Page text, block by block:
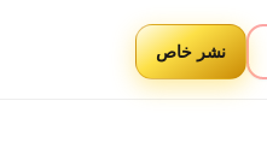
نشر خاص